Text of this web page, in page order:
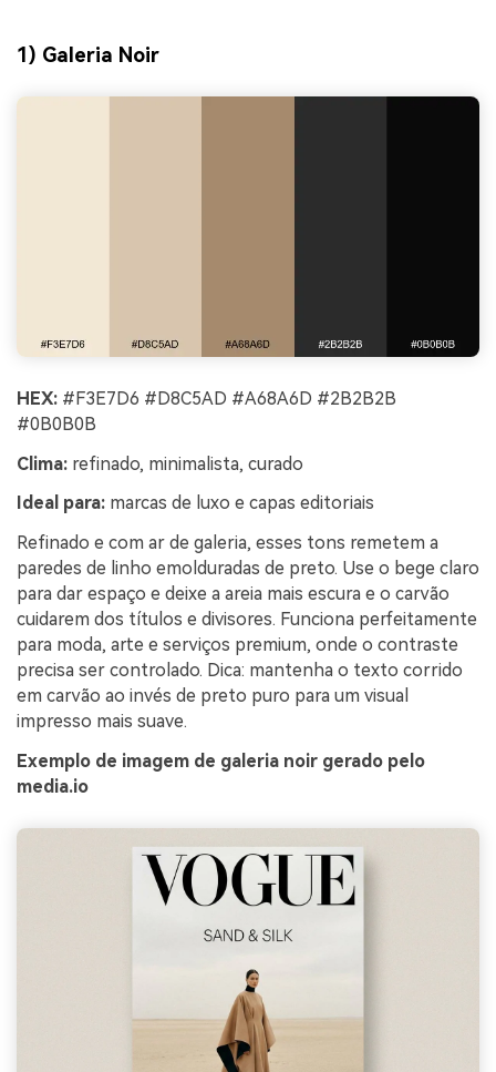
1) Galeria Noir
HEX: #F3E7D6 #D8C5AD #A68A6D #2B2B2B
#0B0B0B
Clima: refinado, minimalista, curado
Ideal para: marcas de luxo e capas editoriais
Refinado e com ar de galeria, esses tons remetem a
paredes de linho emolduradas de preto. Use o bege claro
para dar espaço e deixe a areia mais escura e o carvão
cuidarem dos títulos e divisores. Funciona perfeitamente
para moda, arte e serviços premium, onde o contraste
precisa ser controlado. Dica: mantenha o texto corrido
em carvão ao invés de preto puro para um visual
impresso mais suave.
Exemplo de imagem de galeria noir gerado pelo
media.io